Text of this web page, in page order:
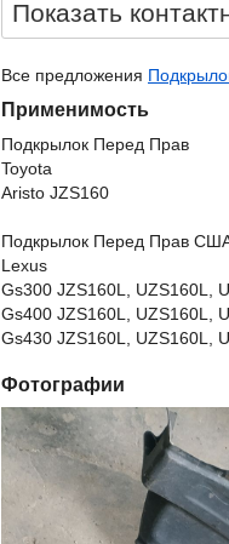
Показать
Все предложения
Применимость
Подкрылок Перед Прав
Toyota
Aristo JZS160
Подкрылок Перед Прав
Lexus
Gs300 JZS160L, UZS160L,
Gs400 JZS160L, UZS160L,
Gs430 JZS160L, UZS160L,
Фотографии